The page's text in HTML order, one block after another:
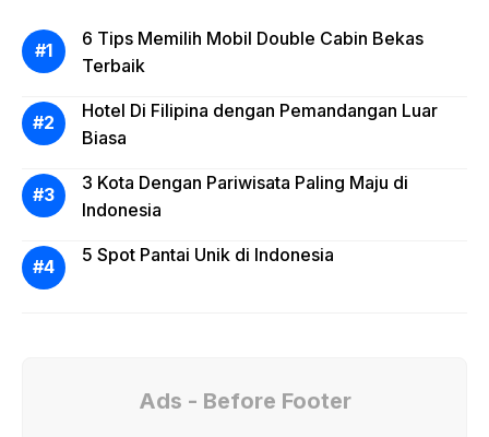
6 Tips Memilih Mobil Double Cabin Bekas
Terbaik
Hotel Di Filipina dengan Pemandangan Luar
Biasa
3 Kota Dengan Pariwisata Paling Maju di
Indonesia
5 Spot Pantai Unik di Indonesia
Ads - Before Footer